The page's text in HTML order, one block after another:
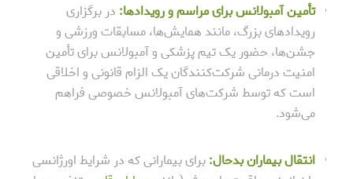
تأمین آمبولانس برای مراسم و رویدادها: در برگزاری
رویدادهای بزرگ، مانند همایش‌ها، مسابقات ورزشی و
جشن‌ها، حضور یک تیم پزشکی و آمبولانس برای تأمین
امنیت درمانی شرکت‌کنندگان یک الزام قانونی و اخلاقی
است که توسط شرکت‌های آمبولانس خصوصی فراهم
می‌شود.
انتقال بیماران بدحال:برای بیمارانی که در شرایط اورژانسی